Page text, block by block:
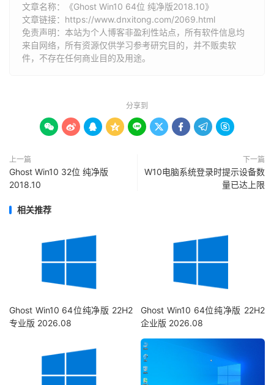
文章名称：《Ghost Win10 64位 纯净版2018.10》
文章链接： https://www.dnxitong.com/2069.html
免责声明：本站为个人博客非盈利性站点，所有软件信息均
来自网络，所有资源仅供学习参考研究目的，并不贩卖软
件，不存在任何商业目的及用途。
分享到
        
上一篇
Ghost Win10 32位 纯净版
2018.10
下一篇
W10电脑系统登录时提示设备数
量已达上限
相关推荐
Ghost Win10 64位纯净版 22H2
专业版 2026.08
Ghost Win10 64位纯净版 22H2
企业版 2026.08